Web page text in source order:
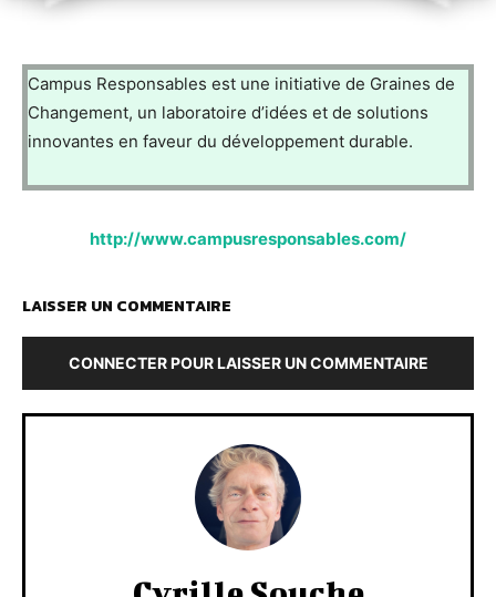
Campus Responsables est une initiative de Graines de
Changement, un laboratoire d’idées et de solutions
innovantes en faveur du développement durable.
http://www.campusresponsables.com/
LAISSER UN COMMENTAIRE
CONNECTER POUR LAISSER UN COMMENTAIRE